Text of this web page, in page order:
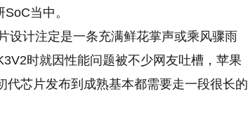
当中。
设计注定是一条充满鲜花掌声或乘风骤雨
时就因性能问题被不少网友吐槽，苹果
芯片发布到成熟基本都需要走一段很长的